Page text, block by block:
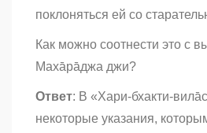
поклоняться ей со
Как можно соотнести это с
Маха̄ра̄джa джи?
Ответ: В «Хари-бхакти-
некоторые указания,